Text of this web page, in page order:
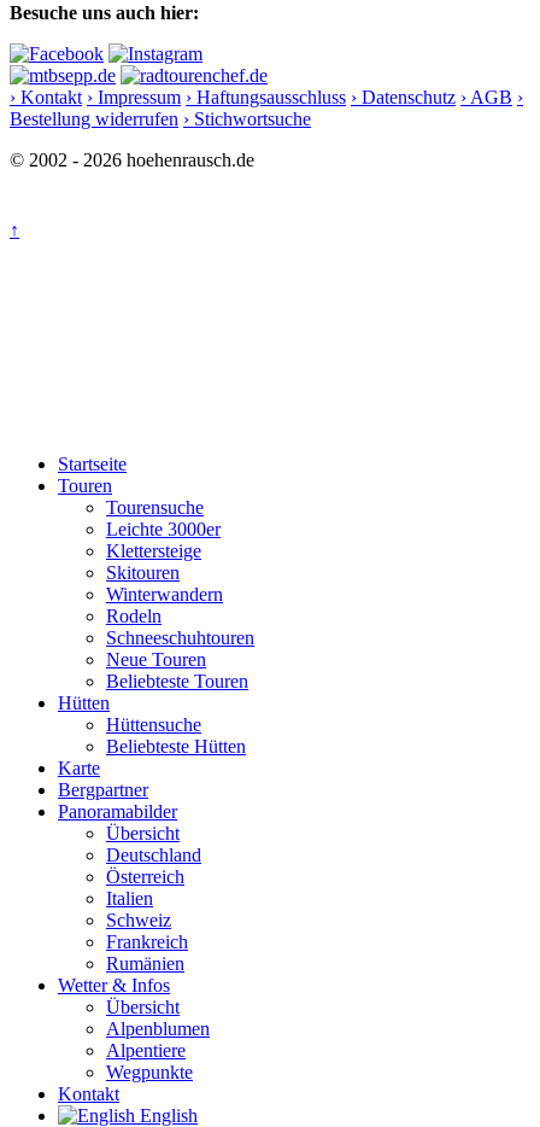
Besuche uns auch hier:
› Kontakt › Impressum › Haftungsausschluss › Datenschutz › AGB ›
Bestellung widerrufen › Stichwortsuche
© 2002 - 2026 hoehenrausch.de
↑
Startseite
Touren
Tourensuche
Leichte 3000er
Klettersteige
Skitouren
Winterwandern
Rodeln
Schneeschuhtouren
Neue Touren
Beliebteste Touren
Hütten
Hüttensuche
Beliebteste Hütten
Karte
Bergpartner
Panoramabilder
Übersicht
Deutschland
Österreich
Italien
Schweiz
Frankreich
Rumänien
Wetter & Infos
Übersicht
Alpenblumen
Alpentiere
Wegpunkte
Kontakt
English